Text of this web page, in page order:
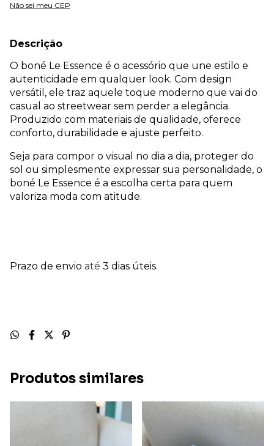
Não sei meu CEP
Descrição
O boné Le Essence é o acessório que une estilo e
autenticidade em qualquer look. Com design
versátil, ele traz aquele toque moderno que vai do
casual ao streetwear sem perder a elegância.
Produzido com materiais de qualidade, oferece
conforto, durabilidade e ajuste perfeito.
Seja para compor o visual no dia a dia, proteger do
sol ou simplesmente expressar sua personalidade, o
boné Le Essence é a escolha certa para quem
valoriza moda com atitude.
Prazo de envio até 3 dias úteis.
Produtos similares